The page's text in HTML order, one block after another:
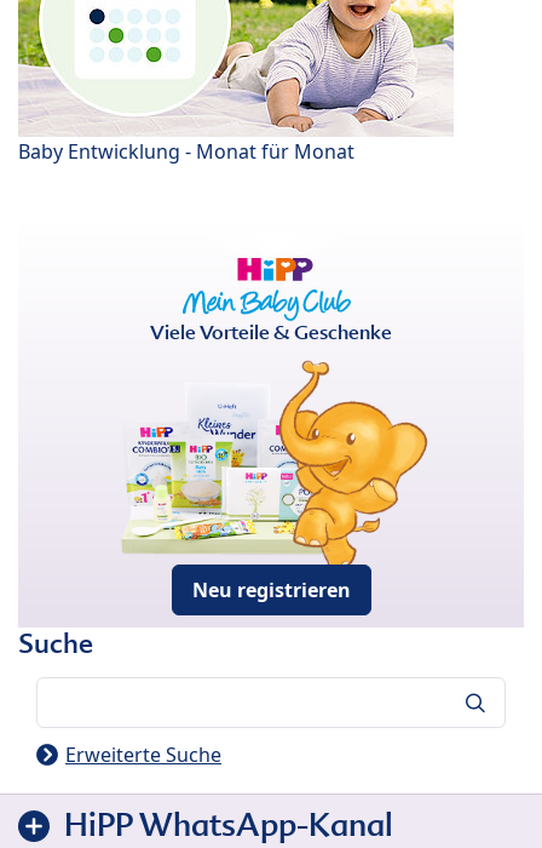
Baby Entwicklung - Monat für Monat
Viele Vorteile & Geschenke
Neu registrieren
Suche
Erweiterte Suche
HiPP WhatsApp-Kanal